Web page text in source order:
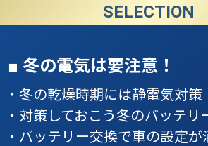
SELECTION
■ 冬の電気は要注意！
・冬の乾燥時期には静電気対策
・対策しておこう冬のバッテリ
・バッテリー交換で車の設定が